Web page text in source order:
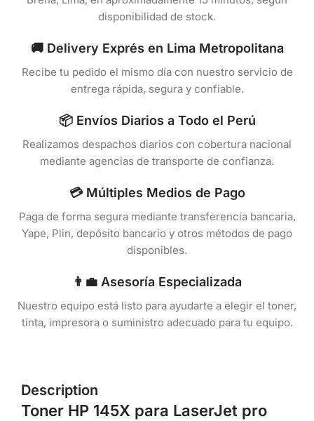
disponibilidad de stock.
🚚 Delivery Exprés en Lima Metropolitana
Recibe tu pedido el mismo día con nuestro servicio de
entrega rápida, segura y confiable.
📦 Envíos Diarios a Todo el Perú
Realizamos despachos diarios con cobertura nacional
mediante agencias de transporte de confianza.
💳 Múltiples Medios de Pago
Paga de forma segura mediante transferencia bancaria,
Yape, Plin, depósito bancario y otros métodos de pago
disponibles.
👨‍💼 Asesoría Especializada
Nuestro equipo está listo para ayudarte a elegir el toner,
tinta, impresora o suministro adecuado para tu equipo.
Description
Toner HP 145X para LaserJet pro